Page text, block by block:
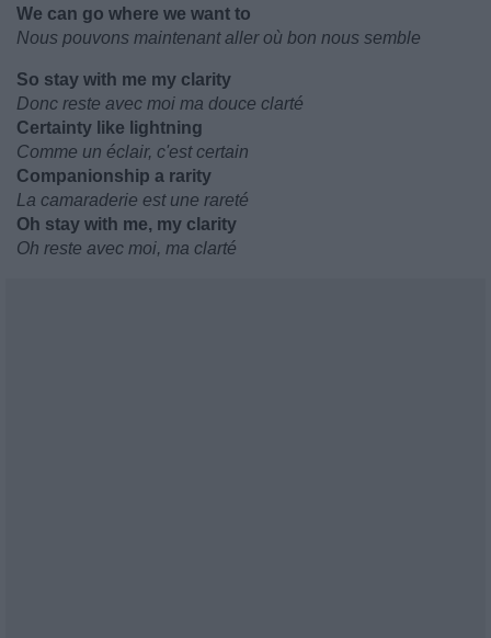
We can go where we want to
Nous pouvons maintenant aller où bon nous semble
So stay with me my clarity
Donc reste avec moi ma douce clarté
Certainty like lightning
Comme un éclair, c'est certain
Companionship a rarity
La camaraderie est une rareté
Oh stay with me, my clarity
Oh reste avec moi, ma clarté